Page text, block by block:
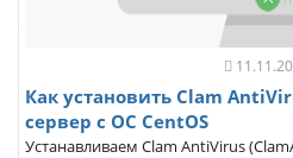
Как установить Clam
сервер с ОС CentOS
Устанавливаем Clam AntiVirus